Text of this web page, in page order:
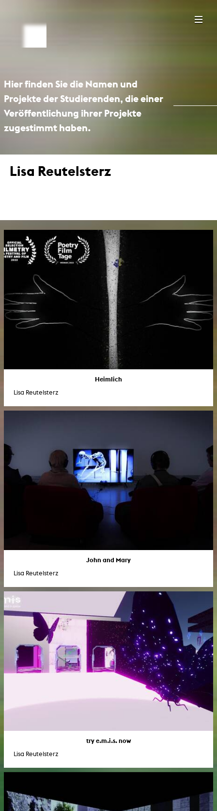
Hier finden Sie die Namen und
Projekte der Studierenden, die einer
Veröffentlichung ihrer Projekte
zugestimmt haben.
Lisa Reutelsterz
Heimlich
Lisa Reutelsterz
John and Mary
Lisa Reutelsterz
try e.m.i.s. now
Lisa Reutelsterz